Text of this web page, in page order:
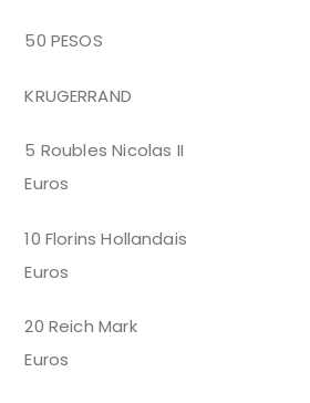
50 PESOS
KRUGERRAND
5 Roubles Nicolas
Euros
10 Florins
Euros
20 Reich Mark
Euros